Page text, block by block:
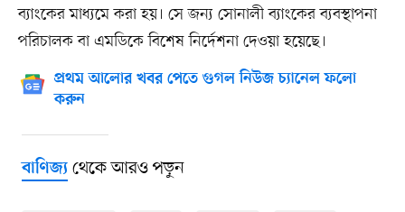
ব্যাংকের মাধ্যমে করা হয়। সে জন্য সোনালী ব্যাংকের ব্যবস্থাপনা
পরিচালক বা এমডিকে বিশেষ নির্দেশনা দেওয়া হয়েছে।
প্রথম আলোর খবর পেতে গুগল নিউজ চ্যানেল ফলো
করুন
বাণিজ্যথেকে আরও পড়ুন